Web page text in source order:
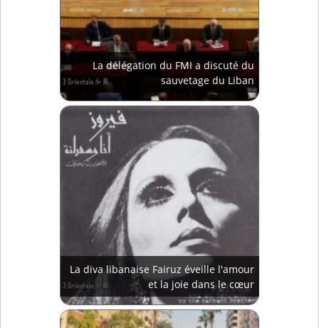
La délégation du FMI a discuté du
sauvetage du Liban
La diva libanaise Fairuz éveille l'amour
et la joie dans le cœur